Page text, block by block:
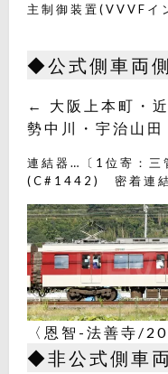
主制御装置(VVVF
◆公式側車両
← 大阪上本町・
勢中川・宇治山
連結器…〔1位寄：
(C#1442) 密着連結
〈恩智-法善寺/
◆非公式側車